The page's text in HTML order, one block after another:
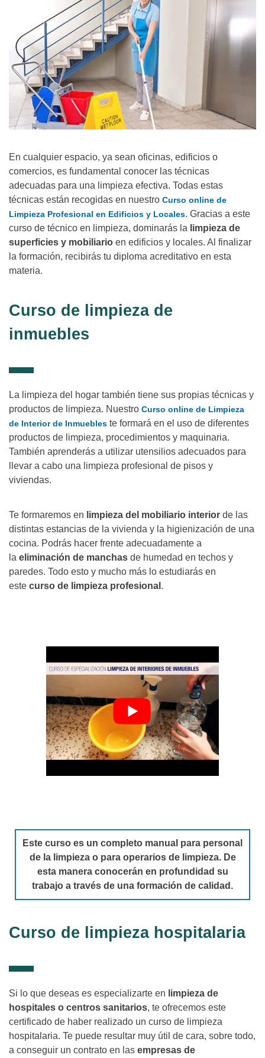
En cualquier espacio, ya sean oficinas, edificios o
comercios, es fundamental conocer las técnicas
adecuadas para una limpieza efectiva. Todas estas
técnicas están recogidas en nuestro Curso online de
Limpieza Profesional en Edificios y Locales. Gracias a este
curso de técnico en limpieza, dominarás la limpieza de
superficies y mobiliario en edificios y locales. Al finalizar
la formación, recibirás tu diploma acreditativo en esta
materia.
Curso de limpieza de
inmuebles
La limpieza del hogar también tiene sus propias técnicas y
productos de limpieza. Nuestro Curso online de Limpieza
de Interior de Inmuebles te formará en el uso de diferentes
productos de limpieza, procedimientos y maquinaria.
También aprenderás a utilizar utensilios adecuados para
llevar a cabo una limpieza profesional de pisos y
viviendas.
Te formaremos en limpieza del mobiliario interior de las
distintas estancias de la vivienda y la higienización de una
cocina. Podrás hacer frente adecuadamente a
la eliminación de manchas de humedad en techos y
paredes. Todo esto y mucho más lo estudiarás en
este curso de limpieza profesional .
Este curso es un completo manual para personal
de la limpieza o para operarios de limpieza. De
esta manera conocerán en profundidad su
trabajo a través de una formación de calidad.
Curso de limpieza hospitalaria
Si lo que deseas es especializarte en limpieza de
hospitales o centros sanitarios, te ofrecemos este
certificado de haber realizado un curso de limpieza
hospitalaria. Te puede resultar muy útil de cara, sobre todo,
a conseguir un contrato en las empresas de